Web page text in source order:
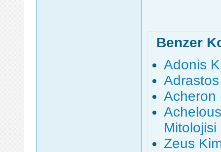
Benzer
Adonis
Acheron
Mitolojisi
Zeus